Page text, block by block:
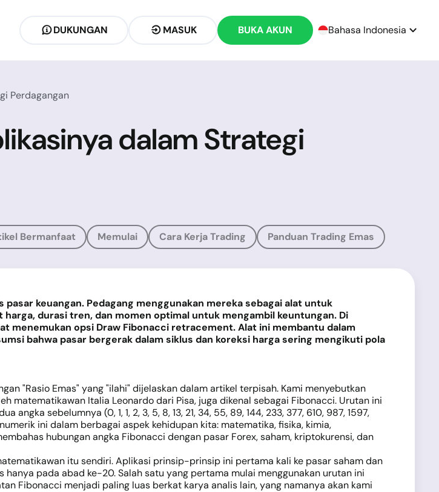
DUKUNGAN MASUK BUKA AKUN Bahasa Indonesia
Perdagangan
dalam Strategi
Bermanfaat Memulai Cara Kerja Trading Panduan Trading Emas
keuangan. Pedagang menggunakan mereka sebagai alat untuk
durasi tren, dan momen optimal untuk mengambil keuntungan. Di
menemukan opsi Draw Fibonacci retracement. Alat ini membantu dalam
bahwa pasar bergerak dalam siklus dan koreksi harga sering mengikuti pola
"Rasio Emas" yang "ilahi" dijelaskan dalam artikel terpisah. Kami menyebutkan
matematikawan Italia Leonardo dari Pisa, juga dikenal sebagai Fibonacci. Urutan ini
sebelumnya (0, 1, 1, 2, 3, 5, 8, 13, 21, 34, 55, 89, 144, 233, 377, 610, 987, 1597,
ini dalam berbagai aspek kehidupan kita: matematika, fisika, kimia,
hubungan angka Fibonacci dengan pasar Forex, saham, kriptokurensi, dan
itu sendiri. Aplikasi prinsip-prinsip ini pertama kali ke pasar saham dan
pada abad ke-20. Salah satu yang pertama mulai menggunakan urutan ini
Fibonacci menjadi paling luas berkat karya analis lain, yang namanya akan kami